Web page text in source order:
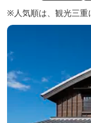
※人気順は、観光三重